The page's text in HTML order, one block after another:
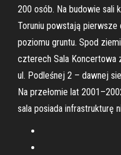
200 osób. Na budowie sali
Toruniu powstają
poziomu gruntu. Spod
czterech Sala Koncertowa
ul. Podleśnej 2 – dawnej
Na przełomie lat
sala posiada infrastrukturę